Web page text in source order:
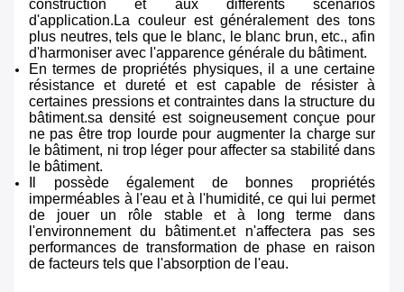
construction et aux différents scénarios
d'application.La couleur est généralement des tons
plus neutres, tels que le blanc, le blanc brun, etc., afin
d'harmoniser avec l'apparence générale du bâtiment.
En termes de propriétés physiques, il a une certaine
résistance et dureté et est capable de résister à
certaines pressions et contraintes dans la structure du
bâtiment.sa densité est soigneusement conçue pour
ne pas être trop lourde pour augmenter la charge sur
le bâtiment, ni trop léger pour affecter sa stabilité dans
le bâtiment.
Il possède également de bonnes propriétés
imperméables à l'eau et à l'humidité, ce qui lui permet
de jouer un rôle stable et à long terme dans
l'environnement du bâtiment.et n'affectera pas ses
performances de transformation de phase en raison
de facteurs tels que l'absorption de l'eau.